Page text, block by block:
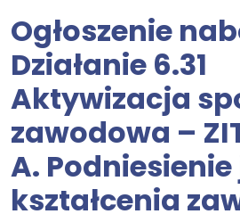
Ogłoszenie
Działanie 6.31
Aktywizacja
zawodowa –
A.
kształcenia